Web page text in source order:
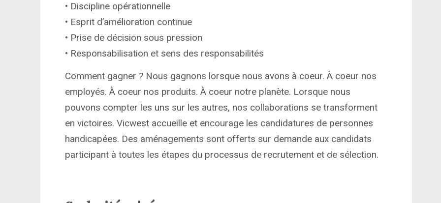
• Discipline opérationnelle
• Esprit d’amélioration continue
• Prise de décision sous pression
• Responsabilisation et sens des responsabilités
Comment gagner ? Nous gagnons lorsque nous avons à coeur. À coeur nos
employés. À coeur nos produits. À coeur notre planète. Lorsque nous
pouvons compter les uns sur les autres, nos collaborations se transforment
en victoires. Vicwest accueille et encourage les candidatures de personnes
handicapées. Des aménagements sont offerts sur demande aux candidats
participant à toutes les étapes du processus de recrutement et de sélection.